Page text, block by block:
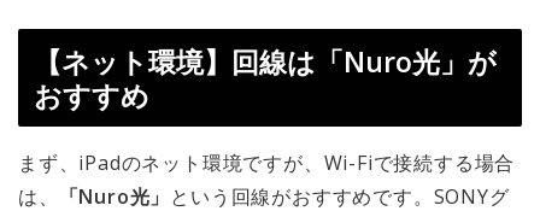
【ネット環境】回線は「Nuro光」が
おすすめ
まず、iPadのネット環境ですが、Wi-Fiで接続する場合
は、
「Nuro光」 という回線がおすすめです。SONYグ